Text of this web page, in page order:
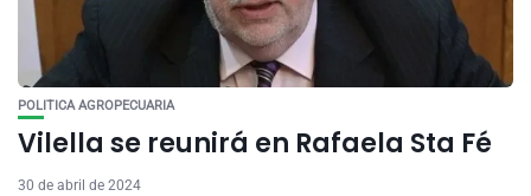
POLITICA AGROPECUARIA
Vilella se reunirá en Rafaela Sta Fé
30 de abril de 2024